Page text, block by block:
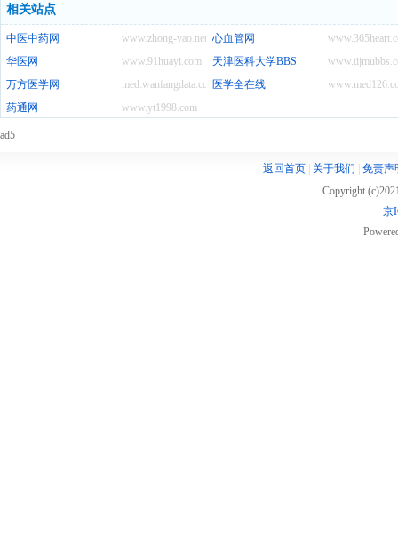
相关站点
www.zhong-yao.net
中医中药网
心血管网
www.91huayi.com
华医网
天津医科大学BBS
med.wanfangdata.com.cn
万方医学网
医学全在线
www.yt1998.com
药通网
ad5
返回首页| 关于我们
免责声
Copyright
京